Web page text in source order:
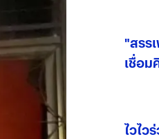
"สรร
เชื่อม
ไวไว